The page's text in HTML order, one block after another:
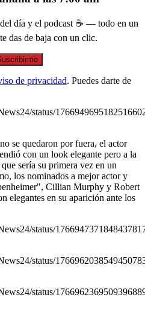
día y el podcast ☕ — todo en un
das de baja con un clic.
de privacidad. Puedes darte de
status/
se quedaron por fuera, el actor
con un look elegante pero a la
sería su primera vez en un
los nominados a mejor actor y
Cillian Murphy y Robert
elegantes en su aparición ante los
status/
status/
status/